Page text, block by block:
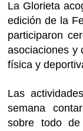
La Glorieta
edición de la
participaron
asociaciones y
física y
Las
semana
sobre todo